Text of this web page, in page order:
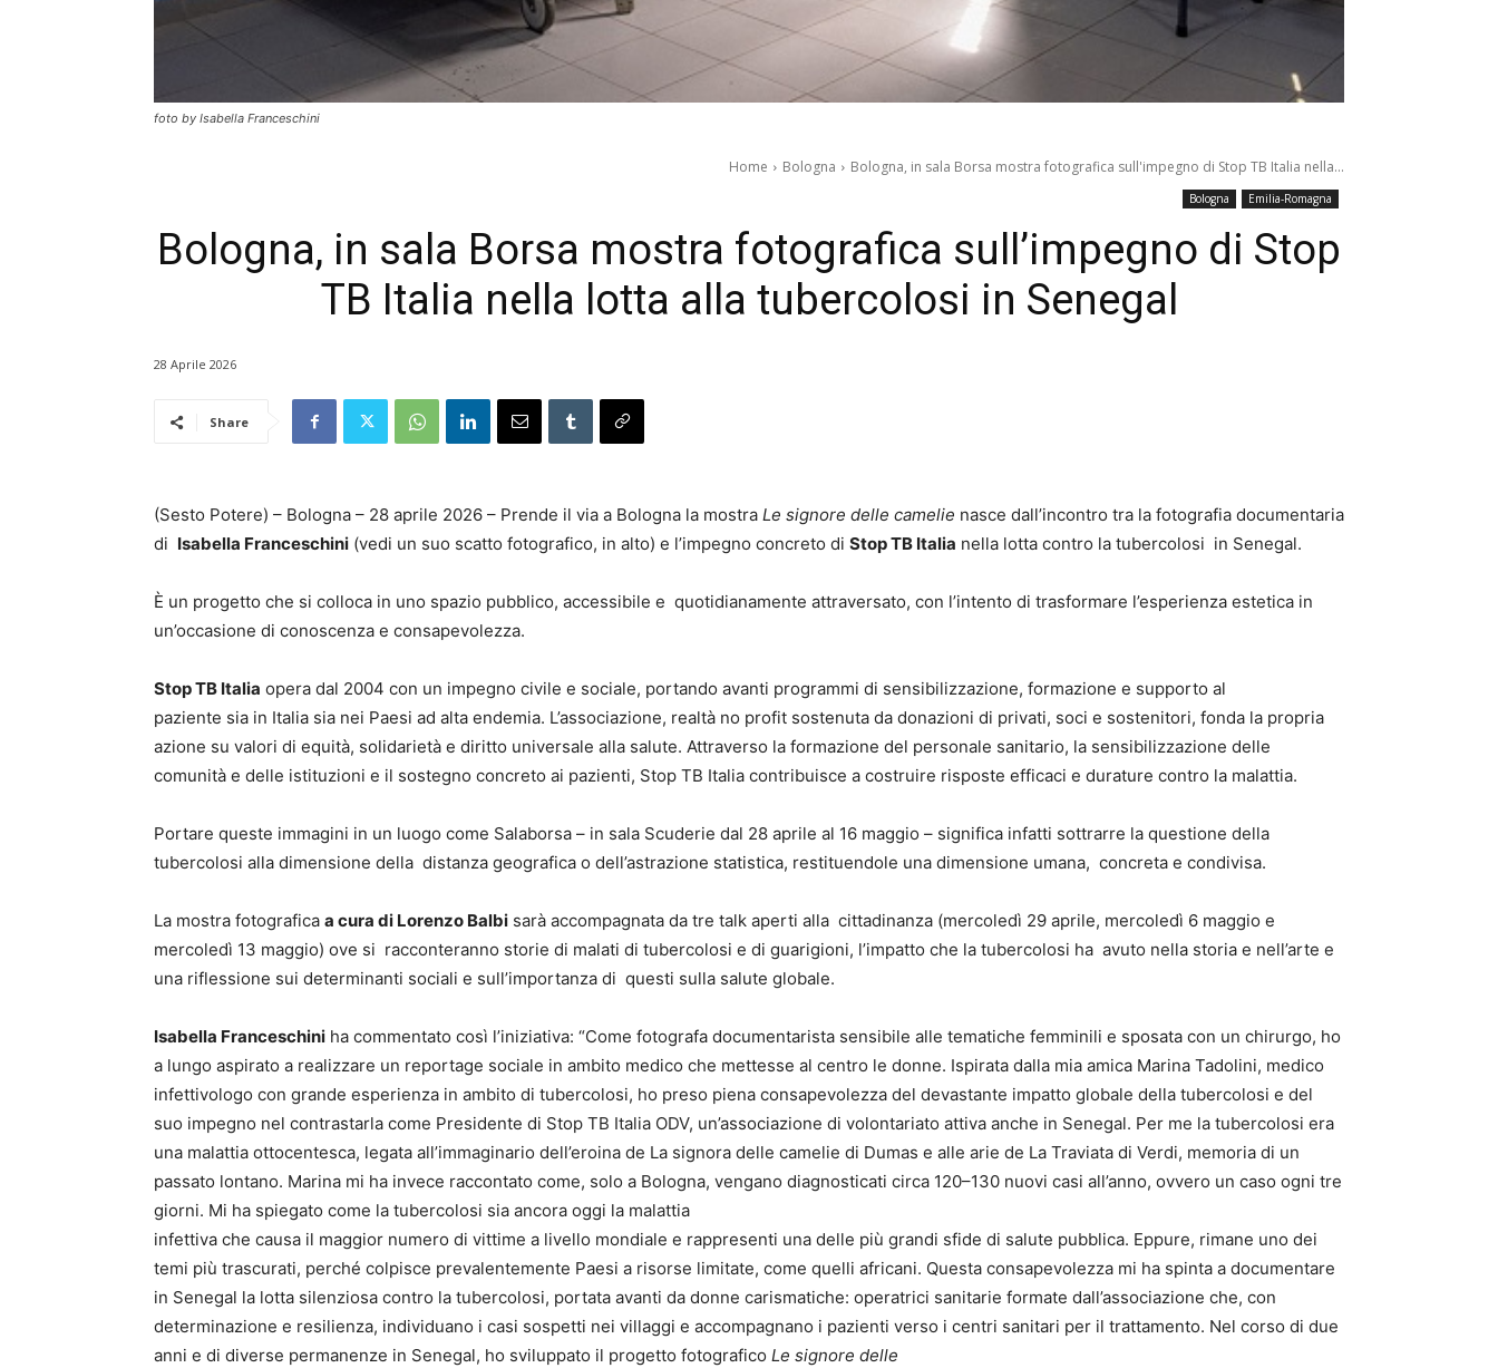
foto by Isabella Franceschini
Home Bologna Bologna, in sala Borsa mostra fotografica sull'impegno di Stop TB Italia nella...
Bologna Emilia-Romagna
Bologna, in sala Borsa mostra fotografica sull’impegno di Stop
TB Italia nella lotta alla tubercolosi in Senegal
28 Aprile 2026
Share
(Sesto Potere) – Bologna – 28 aprile 2026 – Prende il via a Bologna la mostra Le signore delle camelie nasce dall’incontro tra la fotografia documentaria
di Isabella Franceschini (vedi un suo scatto fotografico, in alto) e l’impegno concreto di Stop TB Italia nella lotta contro la tubercolosi in Senegal.
È un progetto che si colloca in uno spazio pubblico, accessibile e quotidianamente attraversato, con l’intento di trasformare l’esperienza estetica in
un’occasione di conoscenza e consapevolezza.
Stop TB Italia opera dal 2004 con un impegno civile e sociale, portando avanti programmi di sensibilizzazione, formazione e supporto al
paziente sia in Italia sia nei Paesi ad alta endemia. L’associazione, realtà no profit sostenuta da donazioni di privati, soci e sostenitori, fonda la propria
azione su valori di equità, solidarietà e diritto universale alla salute. Attraverso la formazione del personale sanitario, la sensibilizzazione delle
comunità e delle istituzioni e il sostegno concreto ai pazienti, Stop TB Italia contribuisce a costruire risposte efficaci e durature contro la malattia.
Portare queste immagini in un luogo come Salaborsa – in sala Scuderie dal 28 aprile al 16 maggio – significa infatti sottrarre la questione della
tubercolosi alla dimensione della distanza geografica o dell’astrazione statistica, restituendole una dimensione umana, concreta e condivisa.
La mostra fotografica a cura di Lorenzo Balbi sarà accompagnata da tre talk aperti alla cittadinanza (mercoledì 29 aprile, mercoledì 6 maggio e
mercoledì 13 maggio) ove si racconteranno storie di malati di tubercolosi e di guarigioni, l’impatto che la tubercolosi ha avuto nella storia e nell’arte e
una riflessione sui determinanti sociali e sull’importanza di questi sulla salute globale.
Isabella Franceschini ha commentato così l’iniziativa: “Come fotografa documentarista sensibile alle tematiche femminili e sposata con un chirurgo, ho
a lungo aspirato a realizzare un reportage sociale in ambito medico che mettesse al centro le donne. Ispirata dalla mia amica Marina Tadolini, medico
infettivologo con grande esperienza in ambito di tubercolosi, ho preso piena consapevolezza del devastante impatto globale della tubercolosi e del
suo impegno nel contrastarla come Presidente di Stop TB Italia ODV, un’associazione di volontariato attiva anche in Senegal. Per me la tubercolosi era
una malattia ottocentesca, legata all’immaginario dell’eroina de La signora delle camelie di Dumas e alle arie de La Traviata di Verdi, memoria di un
passato lontano. Marina mi ha invece raccontato come, solo a Bologna, vengano diagnosticati circa 120–130 nuovi casi all’anno, ovvero un caso ogni tre
giorni. Mi ha spiegato come la tubercolosi sia ancora oggi la malattia
infettiva che causa il maggior numero di vittime a livello mondiale e rappresenti una delle più grandi sfide di salute pubblica. Eppure, rimane uno dei
temi più trascurati, perché colpisce prevalentemente Paesi a risorse limitate, come quelli africani. Questa consapevolezza mi ha spinta a documentare
in Senegal la lotta silenziosa contro la tubercolosi, portata avanti da donne carismatiche: operatrici sanitarie formate dall’associazione che, con
determinazione e resilienza, individuano i casi sospetti nei villaggi e accompagnano i pazienti verso i centri sanitari per il trattamento. Nel corso di due
anni e di diverse permanenze in Senegal, ho sviluppato il progetto fotografico Le signore delle